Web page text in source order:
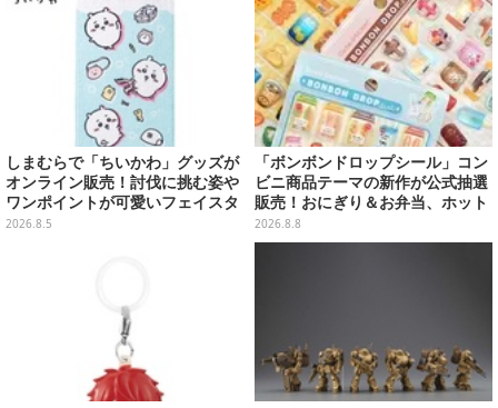
しまむらで「ちいかわ」グッズが
オンライン販売！討伐に挑む姿や
ワンポイントが可愛いフェイスタ
オル、バスマットなど全14種
2026.8.5
「ボンボンドロップシール」コン
ビニ商品テーマの新作が公式抽選
販売！おにぎり＆お弁当、ホット
スナックなど4種セット
2026.8.8